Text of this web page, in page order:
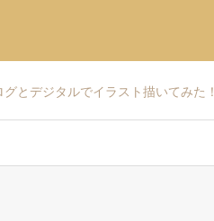
グとデジタルでイラスト描いてみた！